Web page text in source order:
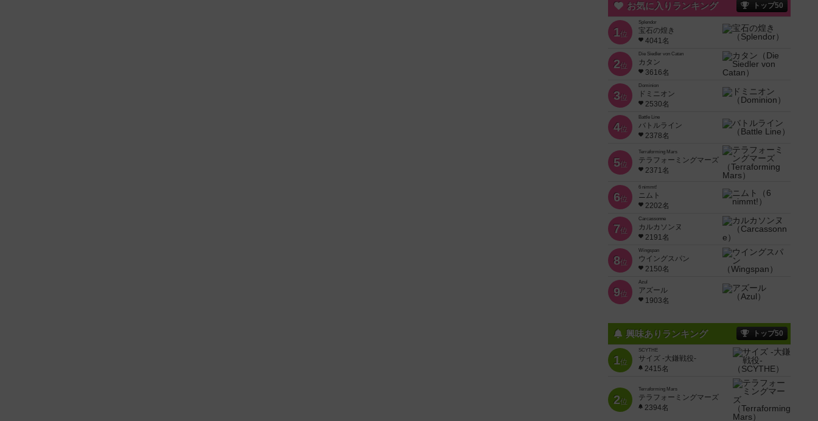
お気に入りランキング トップ50
1位
Splendor
宝石の煌き
4041名
2位
Die Siedler von Catan
カタン
3616名
3位
Dominion
ドミニオン
2530名
4位
Battle Line
バトルライン
2378名
5位
Terraforming Mars
テラフォーミングマーズ
2371名
6位
6 nimmt!
ニムト
2202名
7位
Carcassonne
カルカソンヌ
2191名
8位
Wingspan
ウイングスパン
2150名
9位
Azul
アズール
1903名
興味ありランキング トップ50
1位
SCYTHE
サイズ -大鎌戦役-
2415名
2位
Terraforming Mars
テラフォーミングマーズ
2394名